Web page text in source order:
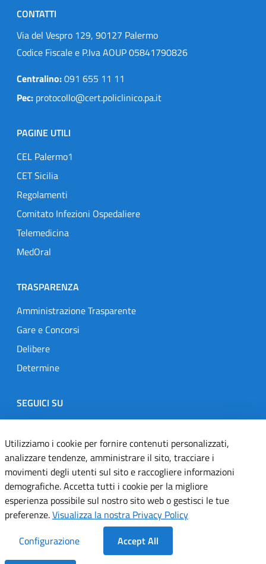
CONTATTI
Via del Vespro 129, 90127 Palermo
Codice Fiscale e P.Iva AOUP 05841790826
Centralino:091 655 11 11
Pec: protocollo@cert.policlinico.pa.it
PAGINE UTILI
CEL Palermo1
CET Sicilia
Regolamenti
Comitato Infezioni Ospedaliere
Telemedicina
MedOral
TRASPARENZA
Amministrazione Trasparente
Gare e Concorsi
Delibere
Determine
SEGUICI SU
Designers Italia
TwitterInstagramYoutubeLinkedin
Dichiarazione di accessibilità
Informativa cookie
Note legali
Utilizziamo i cookie per fornire contenuti personalizzati,
analizzare tendenze, amministrare il sito, tracciare i
movimenti degli utenti sul sito e raccogliere informazioni
demografiche. Accetta tutti i cookie per la migliore
esperienza possibile sul nostro sito web o gestisci le tue
preferenze.Visualizza la nostra Privacy Policy
Configurazione
Accept All